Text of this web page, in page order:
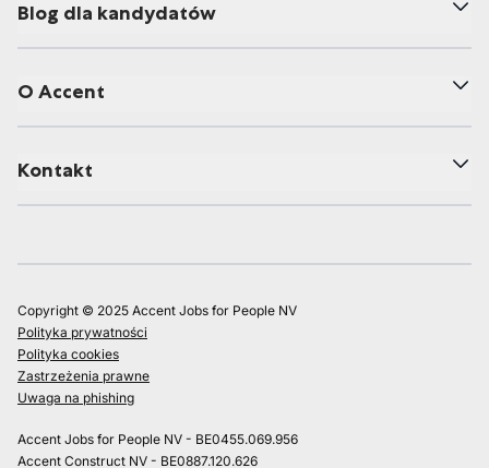
Blog dla kandydatów
O Accent
Kontakt
Copyright © 2025 Accent Jobs for People NV
Polityka prywatności
Polityka cookies
Zastrzeżenia prawne
Uwaga na phishing
Accent Jobs for People NV - BE0455.069.956
Accent Construct NV - BE0887.120.626